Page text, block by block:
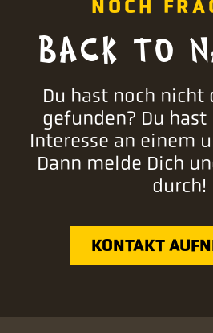
NOCH
BACK TO
Du hast noch nicht
gefunden? Du hast
Interesse an einem
Dann melde Dich
durch!
KONTAKT